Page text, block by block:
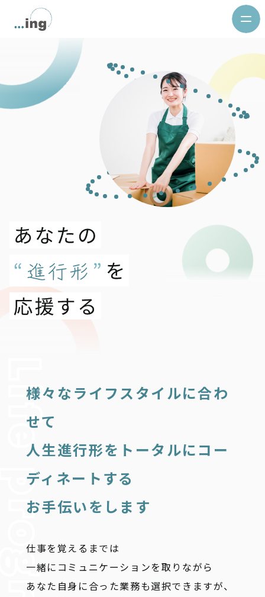
様々なライフスタイルに合わ
せて
人生進行形をトータルにコー
ディネートする
お手伝いをします
仕事を覚えるまでは
一緒にコミュニケーションを取りながら
あなた自身に合った業務も選択できますが、